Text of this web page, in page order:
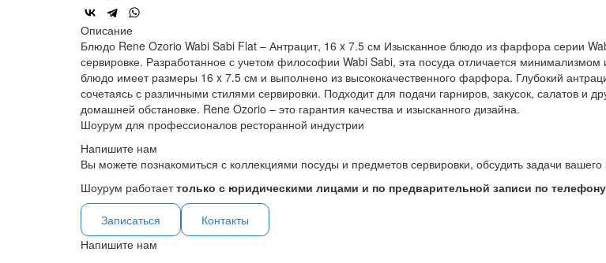
Описание
Блюдо Rene Ozorio Wabi Sabi Flat – Антрацит, 16 x 7.5 см Изысканное блюдо из фарфора серии
сервировке. Разработанное с учетом философии Wabi Sabi, эта посуда отличается
блюдо имеет размеры 16 x 7.5 см и выполнено из высококачественного фарфора. Глубокий
сочетаясь с различными стилями сервировки. Подходит для подачи гарниров, закусок, салатов и
домашней обстановке. Rene Ozorio – это гарантия качества и изысканного дизайна.
Шоурум для профессионалов ресторанной индустрии
Напишите нам
Вы можете познакомиться с коллекциями посуды и предметов сервировки, обсудить задачи
Шоурум работаеттолько с юридическими лицами и по предварительной записи по
Записаться
Контакты
Напишите нам